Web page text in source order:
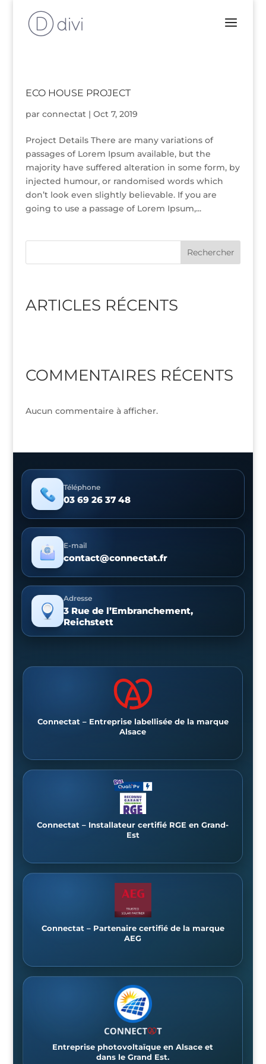
ECO HOUSE PROJECT
par connectat| Oct 7, 2019
Project Details There are many variations of
passages of Lorem Ipsum available, but the
majority have suffered alteration in some form, by
injected humour, or randomised words which
don’t look even slightly believable. If you are
going to use a passage of Lorem Ipsum,...
Rechercher
ARTICLES RÉCENTS
COMMENTAIRES RÉCENTS
Aucun commentaire à afficher.
Téléphone
03 69 26 37 48
E-mail
contact@connectat.fr
Adresse
3 Rue de l’Embranchement,
Reichstett
Connectat – Entreprise labellisée de la marque
Alsace
Connectat – Installateur certifié RGE en Grand-
Est
Connectat – Partenaire certifié de la marque
AEG
Entreprise photovoltaïque en Alsace et
dans le Grand Est.